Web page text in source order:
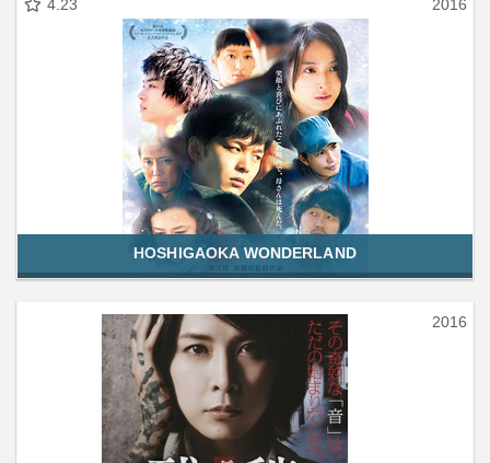
4.23 2016
HOSHIGAOKA WONDERLAND
2016